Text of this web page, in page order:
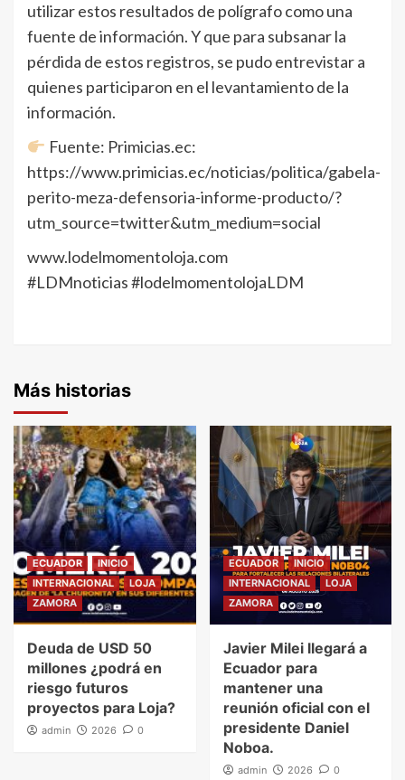
utilizar estos resultados de polígrafo como una
fuente de información. Y que para subsanar la
pérdida de estos registros, se pudo entrevistar a
quienes participaron en el levantamiento de la
información.
Fuente: Primicias.ec:
https://www.primicias.ec/noticias/politica/gabela-
perito-meza-defensoria-informe-producto/?
utm_source=twitter&utm_medium=social
www.lodelmomentoloja.com
#LDMnoticias #lodelmomentolojaLDM
Más historias
ECUADOR
INICIO
INTERNACIONAL
LOJA
ZAMORA
Deuda de USD 50
millones ¿podrá en
riesgo futuros
proyectos para Loja?
admin 2026 0
ECUADOR
INICIO
INTERNACIONAL
LOJA
ZAMORA
Javier Milei llegará a
Ecuador para
mantener una
reunión oficial con el
presidente Daniel
Noboa.
admin 2026 0